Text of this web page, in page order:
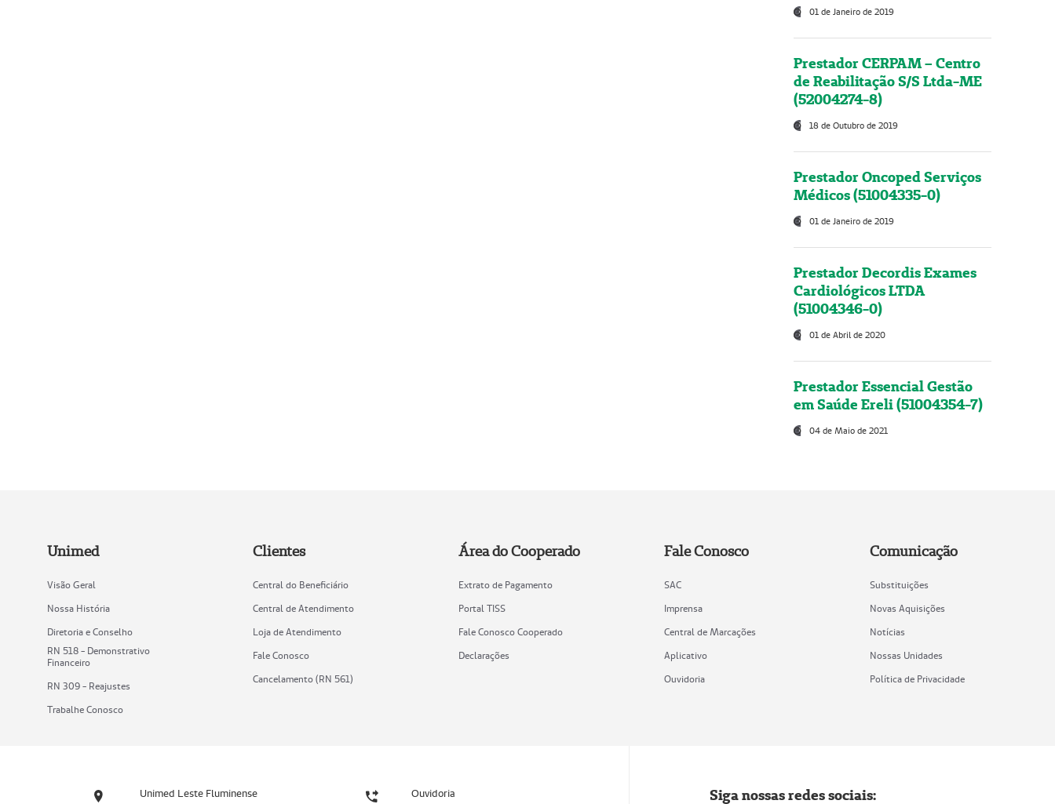
01 de Janeiro de 2019
Prestador CERPAM – Centro
de Reabilitação S/S Ltda-ME
(52004274-8)
18 de Outubro de 2019
Prestador Oncoped Serviços
Médicos (51004335-0)
01 de Janeiro de 2019
Prestador Decordis Exames
Cardiológicos LTDA
(51004346-0)
01 de Abril de 2020
Prestador Essencial Gestão
em Saúde Ereli (51004354-7)
04 de Maio de 2021
Unimed
Visão Geral
Nossa História
Diretoria e Conselho
RN 518 - Demonstrativo
Financeiro
RN 309 - Reajustes
Trabalhe Conosco
Clientes
Central do Beneficiário
Central de Atendimento
Loja de Atendimento
Fale Conosco
Cancelamento (RN 561)
Área do Cooperado
Extrato de Pagamento
Portal TISS
Fale Conosco Cooperado
Declarações
Fale Conosco
SAC
Imprensa
Central de Marcações
Aplicativo
Ouvidoria
Comunicação
Substituições
Novas Aquisições
Notícias
Nossas Unidades
Política de Privacidade
Unimed Leste Fluminense Ouvidoria Siga nossas redes sociais: